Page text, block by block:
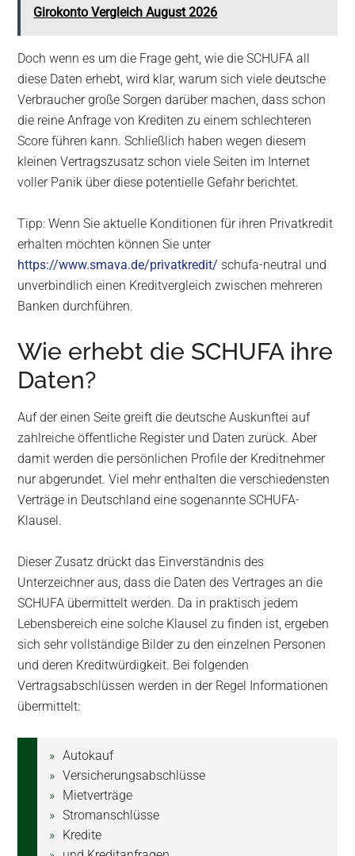
Girokonto Vergleich August 2026
Doch wenn es um die Frage geht, wie die SCHUFA all
diese Daten erhebt, wird klar, warum sich viele deutsche
Verbraucher große Sorgen darüber machen, dass schon
die reine Anfrage von Krediten zu einem schlechteren
Score führen kann. Schließlich haben wegen diesem
kleinen Vertragszusatz schon viele Seiten im Internet
voller Panik über diese potentielle Gefahr berichtet.
Tipp: Wenn Sie aktuelle Konditionen für ihren Privatkredit
erhalten möchten können Sie unter
https://www.smava.de/privatkredit/ schufa-neutral und
unverbindlich einen Kreditvergleich zwischen mehreren
Banken durchführen.
Wie erhebt die SCHUFA ihre
Daten?
Auf der einen Seite greift die deutsche Auskunftei auf
zahlreiche öffentliche Register und Daten zurück. Aber
damit werden die persönlichen Profile der Kreditnehmer
nur abgerundet. Viel mehr enthalten die verschiedensten
Verträge in Deutschland eine sogenannte SCHUFA-
Klausel.
Dieser Zusatz drückt das Einverständnis des
Unterzeichner aus, dass die Daten des Vertrages an die
SCHUFA übermittelt werden. Da in praktisch jedem
Lebensbereich eine solche Klausel zu finden ist, ergeben
sich sehr vollständige Bilder zu den einzelnen Personen
und deren Kreditwürdigkeit. Bei folgenden
Vertragsabschlüssen werden in der Regel Informationen
übermittelt:
Autokauf
Versicherungsabschlüsse
Mietverträge
Stromanschlüsse
Kredite